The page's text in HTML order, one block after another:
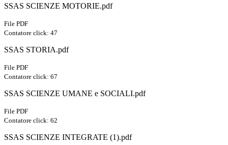
SSAS SCIENZE MOTORIE.pdf
File PDF
Contatore click: 47
SSAS STORIA.pdf
File PDF
Contatore click: 67
SSAS SCIENZE UMANE e SOCIALI.pdf
File PDF
Contatore click: 62
SSAS SCIENZE INTEGRATE (1).pdf